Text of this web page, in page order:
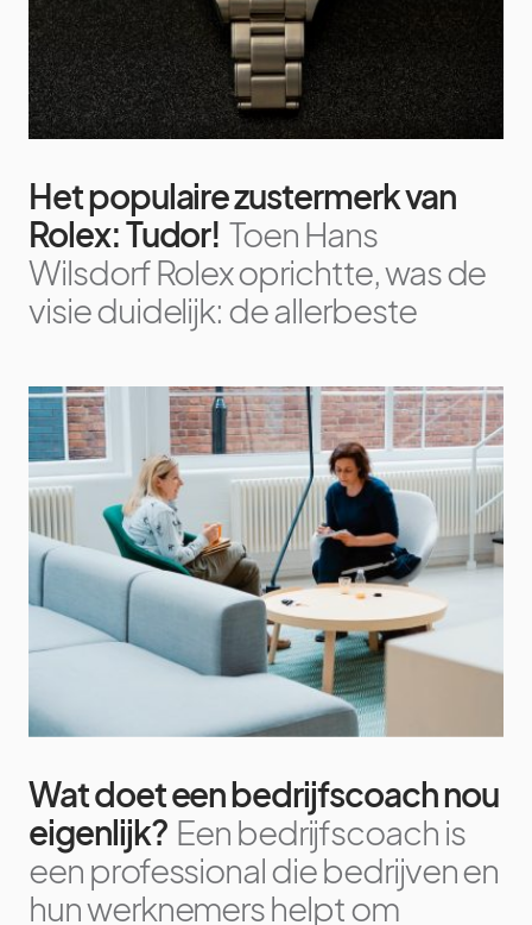
Het populaire zustermerk van
Rolex: Tudor! Toen Hans
Wilsdorf Rolex oprichtte, was de
visie duidelijk: de allerbeste
Wat doet een bedrijfscoach nou
eigenlijk? Een bedrijfscoach is
een professional die bedrijven en
hun werknemers helpt om